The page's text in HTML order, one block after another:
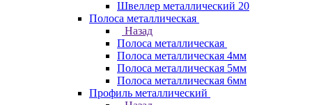
Швеллер металлический 20
Полоса металлическая
Назад
Полоса металлическая
Полоса металлическая 4мм
Полоса металлическая 5мм
Полоса металлическая 6мм
Профиль металлический